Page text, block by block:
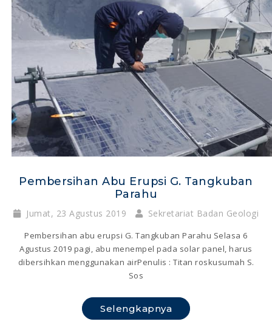
Pembersihan Abu Erupsi G. Tangkuban
Parahu
Jumat, 23 Agustus 2019 Sekretariat Badan Geologi
Pembersihan abu erupsi G. Tangkuban Parahu Selasa 6
Agustus 2019 pagi, abu menempel pada solar panel, harus
dibersihkan menggunakan airPenulis : Titan roskusumah S.
Sos
Selengkapnya